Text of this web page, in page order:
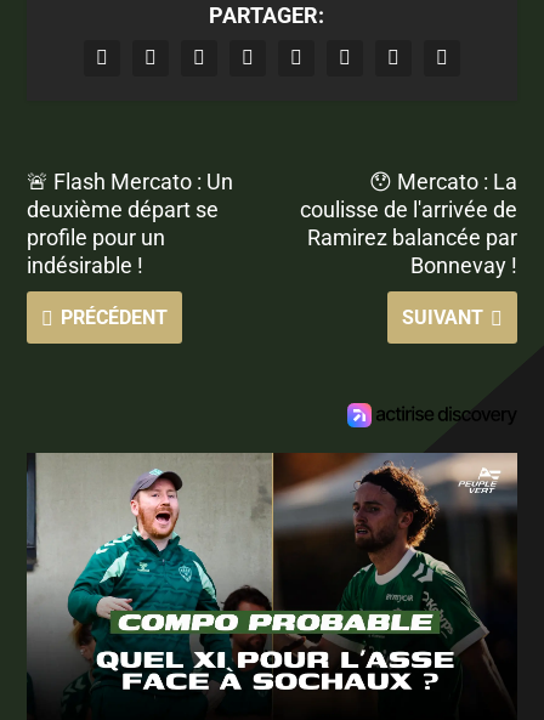
PARTAGER:
🚨 Flash Mercato : Un
deuxième départ se
profile pour un
indésirable !
PRÉCÉDENT
😯 Mercato : La
coulisse de l'arrivée de
Ramirez balancée par
Bonnevay !
SUIVANT